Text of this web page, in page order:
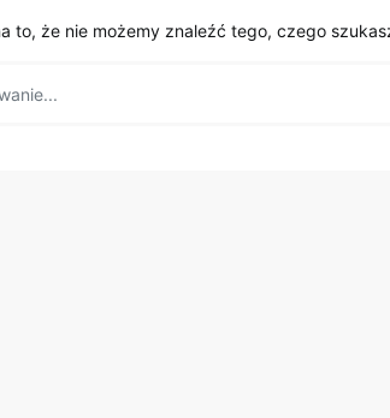
to, że nie możemy znaleźć tego, czego